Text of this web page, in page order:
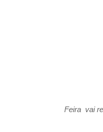
Feira vai